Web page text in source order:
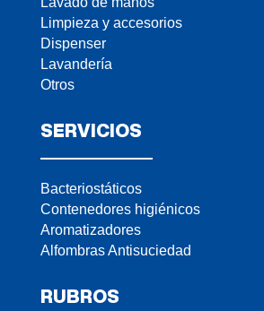
Limpieza y accesorios
Dispenser
Lavandería
Otros
SERVICIOS
Bacteriostáticos
Contenedores higiénicos
Aromatizadores
Alfombras Antisuciedad
RUBROS